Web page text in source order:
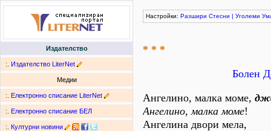
Издателство
:. Издателство LiterNet
Медии
:. Електронно списание LiterNet
:. Електронно списание БЕЛ
:. Културни новини
Настройки: Разшири Стесни | Уголеми
* * *
Болен
Ангелино, малка моме,
Ангелино, малка моме!
Ангелина двори мела,